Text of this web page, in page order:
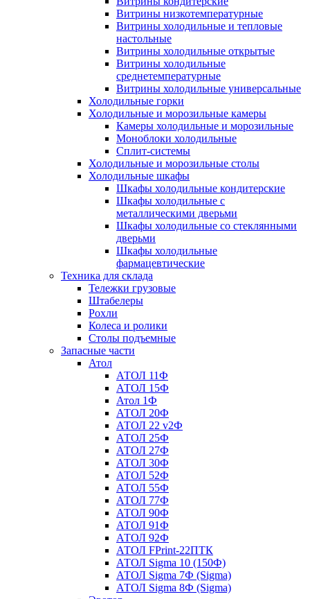
Витрины низкотемпературные
Витрины холодильные и тепловые
настольные
Витрины холодильные открытые
Витрины холодильные
среднетемпературные
Витрины холодильные универсальные
Холодильные горки
Холодильные и морозильные камеры
Камеры холодильные и морозильные
Моноблоки холодильные
Сплит-системы
Холодильные и морозильные столы
Холодильные шкафы
Шкафы холодильные кондитерские
Шкафы холодильные с
металлическими дверьми
Шкафы холодильные со стеклянными
дверьми
Шкафы холодильные
фармацевтические
Техника для склада
Тележки грузовые
Штабелеры
Рохли
Колеса и ролики
Столы подъемные
Запасные части
Атол
АТОЛ 11Ф
АТОЛ 15Ф
Атол 1Ф
АТОЛ 20Ф
АТОЛ 22 v2Ф
АТОЛ 25Ф
АТОЛ 27Ф
АТОЛ 30Ф
АТОЛ 52Ф
АТОЛ 55Ф
АТОЛ 77Ф
АТОЛ 90Ф
АТОЛ 91Ф
АТОЛ 92Ф
АТОЛ FPrint-22ПТК
АТОЛ Sigma 10 (150Ф)
АТОЛ Sigma 7Ф (Sigma)
АТОЛ Sigma 8Ф (Sigma)